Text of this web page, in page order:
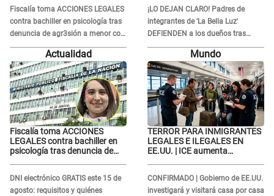
Fiscalía toma ACCIONES LEGALES
contra bachiller en psicología tras
denuncia de agr3sión a menor con
autismo
¡LO DEJAN CLARO! Padres de
integrantes de 'La Bella Luz'
DEFIENDEN a los dueños tras
denuncia: “Nunca vimos nada...”
Actualidad
Fiscalía toma ACCIONES
LEGALES contra bachiller en
psicología tras denuncia de
DNI electrónico GRATIS este 15 de
agosto: requisitos y quiénes
Mundo
TERROR PARA INMIGRANTES
LEGALES E ILEGALES EN
EE.UU. | ICE aumenta
CONFIRMADO | Gobierno de EE.UU.
investigará y visitará casa por casa